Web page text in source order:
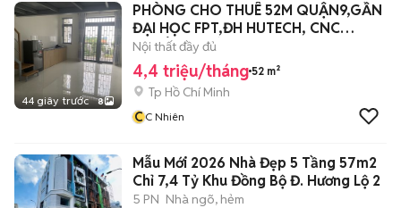
44 giây trước 8
PHÒNG CHO THUÊ 52M QUẬN9,GẦN
ĐẠI HỌC FPT,ĐH HUTECH, CNC
SS,LIÊN PHƯỜNG
Nội thất đầy đủ
4,4 triệu/tháng 52 m²
Tp Hồ Chí Minh
CC Nhiên
Mẫu Mới 2026 Nhà Đẹp 5 Tầng 57m2
Chỉ 7,4 Tỷ Khu Đồng Bộ Đ. Hương Lộ 2
5 PN Nhà ngõ, hẻm